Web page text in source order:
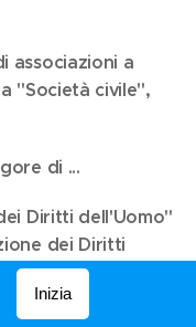
associazioni a
"Società civile",
di ...
Diritti dell'Uomo"
dei Diritti
seguita dalla
dell'Infanzia "
Inizia